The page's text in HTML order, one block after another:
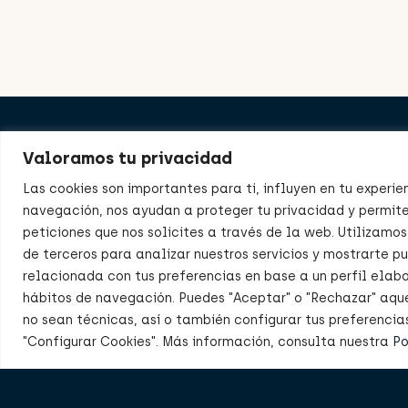
Valoramos tu privacidad
Las cookies son importantes para ti, influyen en tu
navegación, nos ayudan a proteger tu privacidad y
peticiones que nos solicites a través de la web.
de terceros para analizar nuestros servicios y mostrarte
relacionada con tus preferencias en base a un perfil
hábitos de navegación. Puedes "Aceptar" o "Rechazar"
no sean técnicas, así o también configurar tus
"Configurar Cookies". Más información, consulta nuestra
Noticias